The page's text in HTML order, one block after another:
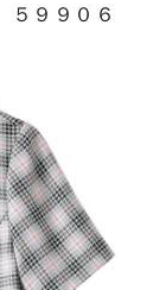
５９９０６